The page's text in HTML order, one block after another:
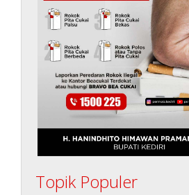
Topik Populer